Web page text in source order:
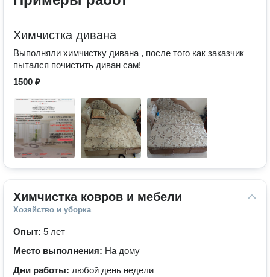
Химчистка дивана
Выполняли химчистку дивана , после того как заказчик
пытался почистить диван сам!
1500 ₽
Химчистка ковров и мебели
Хозяйство и уборка
Опыт: 5 лет
Место выполнения: На дому
Дни работы: любой день недели